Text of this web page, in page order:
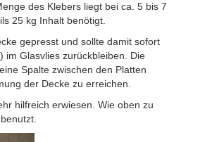
des Klebers liegt bei ca. 5 bis 7
25 kg Inhalt benötigt.
gepresst und sollte damit sofort
im Glasvlies zurückbleiben. Die
Spalte zwischen den Platten
der Decke zu erreichen.
hilfreich erwiesen. Wie oben zu